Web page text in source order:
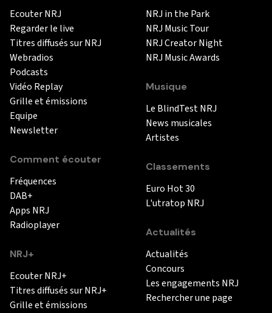
Ecouter NRJ
Regarder le live
Titres diffusés sur NRJ
Webradios
Podcasts
Vidéo Replay
Grille et émissions
Equipe
Newsletter
Comment écouter
Fréquences
DAB+
Apps NRJ
Radioplayer
NRJ+
Ecouter NRJ+
Titres diffusés sur NRJ+
Grille et émissions
NRJ in the Park
NRJ Music Tour
NRJ Creator Night
NRJ Music Awards
Musique
Le BlindTest NRJ
News musicales
Artistes
Classements
Euro Hot 30
L'utratop NRJ
Actualités
Actualités
Concours
Les engagements NRJ
Rechercher une page